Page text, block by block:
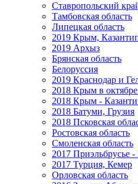
Ставропольский
Тамбовская область
Липецкая область
2019 Крым,
2019 Архыз
Брянская область
Белоруссия
2019 Краснодар и
2018 Крым в
2018 Крым -
2018 Батуми, Грузия
2018 Псковская
Ростовская область
Смоленская область
2017 Приэльбрусье
2017 Турция, Кемер
Орловская область